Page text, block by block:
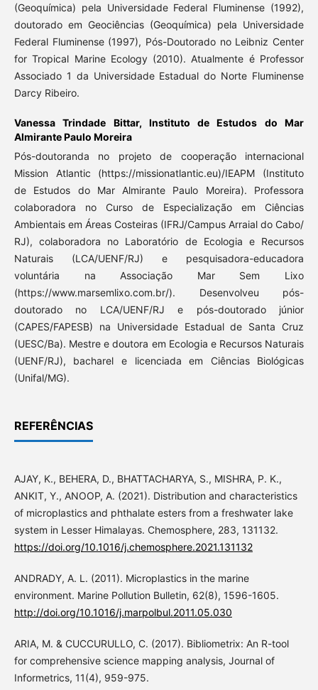
(Geoquímica) pela Universidade Federal Fluminense (1992),
doutorado em Geociências (Geoquímica) pela Universidade
Federal Fluminense (1997), Pós-Doutorado no Leibniz Center
for Tropical Marine Ecology (2010). Atualmente é Professor
Associado 1 da Universidade Estadual do Norte Fluminense
Darcy Ribeiro.
Vanessa Trindade Bittar, Instituto de Estudos do Mar
Almirante Paulo Moreira
Pós-doutoranda no projeto de cooperação internacional
Mission Atlantic (https://missionatlantic.eu)/IEAPM (Instituto
de Estudos do Mar Almirante Paulo Moreira). Professora
colaboradora no Curso de Especialização em Ciências
Ambientais em Áreas Costeiras (IFRJ/Campus Arraial do Cabo/
RJ), colaboradora no Laboratório de Ecologia e Recursos
Naturais (LCA/UENF/RJ) e pesquisadora-educadora
voluntária na Associação Mar Sem Lixo
(https://www.marsemlixo.com.br/). Desenvolveu pós-
doutorado no LCA/UENF/RJ e pós-doutorado júnior
(CAPES/FAPESB) na Universidade Estadual de Santa Cruz
(UESC/Ba). Mestre e doutora em Ecologia e Recursos Naturais
(UENF/RJ), bacharel e licenciada em Ciências Biológicas
(Unifal/MG).
REFERÊNCIAS
AJAY, K., BEHERA, D., BHATTACHARYA, S., MISHRA, P. K.,
ANKIT, Y., ANOOP, A. (2021). Distribution and characteristics
of microplastics and phthalate esters from a freshwater lake
system in Lesser Himalayas. Chemosphere, 283, 131132.
https://doi.org/10.1016/j.chemosphere.2021.131132
ANDRADY, A. L. (2011). Microplastics in the marine
environment. Marine Pollution Bulletin, 62(8), 1596-1605.
http://doi.org/10.1016/j.marpolbul.2011.05.030
ARIA, M. & CUCCURULLO, C. (2017). Bibliometrix: An R-tool
for comprehensive science mapping analysis, Journal of
Informetrics, 11(4), 959-975.